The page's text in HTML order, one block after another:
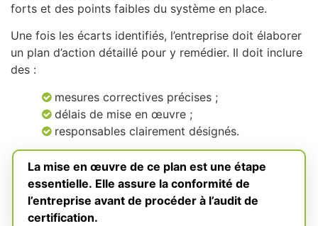
forts et des points faibles du système en place.
Une fois les écarts identifiés, l’entreprise doit élaborer
un plan d’action détaillé pour y remédier. Il doit inclure
des :
mesures correctives précises ;
délais de mise en œuvre ;
responsables clairement désignés.
La mise en œuvre de ce plan est une étape
essentielle. Elle assure la conformité de
l’entreprise avant de procéder à l’audit de
certification.